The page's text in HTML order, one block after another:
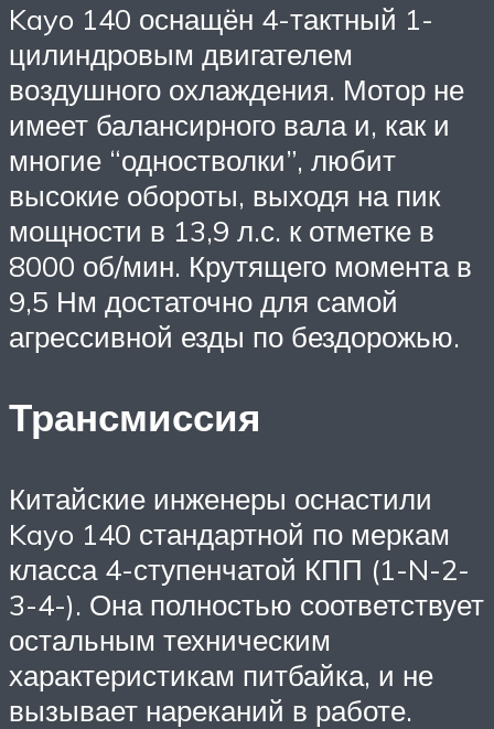
Kayo 140 оснащён 4-тактный 1-
цилиндровым двигателем
воздушного охлаждения. Мотор не
имеет балансирного вала и, как и
многие “одностволки”, любит
высокие обороты, выходя на пик
мощности в 13,9 л.с. к отметке в
8000 об/мин. Крутящего момента в
9,5 Нм достаточно для самой
агрессивной езды по бездорожью.
Трансмиссия
Китайские инженеры оснастили
Kayo 140 стандартной по меркам
класса 4-ступенчатой КПП (1-N-2-
3-4-). Она полностью соответствует
остальным техническим
характеристикам питбайка, и не
вызывает нареканий в работе.